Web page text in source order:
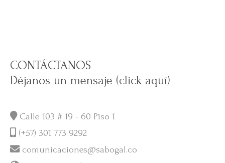
CONTÁCTANOS
Déjanos un mensaje (click aquí)
Calle 103 # 19 - 60 Piso 1
(+57) 301 773 9292
comunicaciones@sabogal.co